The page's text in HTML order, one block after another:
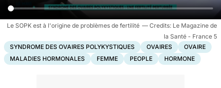
Le SOPK est à l'origine de problèmes de fertilité
Le Magazine de
la Santé - France 5
SYNDROME DES OVAIRES POLYKYSTIQUES
OVAIRES
OVAIRE
MALADIES HORMONALES
FEMME PEOPLE HORMONE